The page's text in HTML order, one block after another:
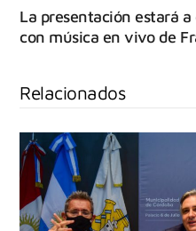
La presentación estará
con música en vivo de
Relacionados